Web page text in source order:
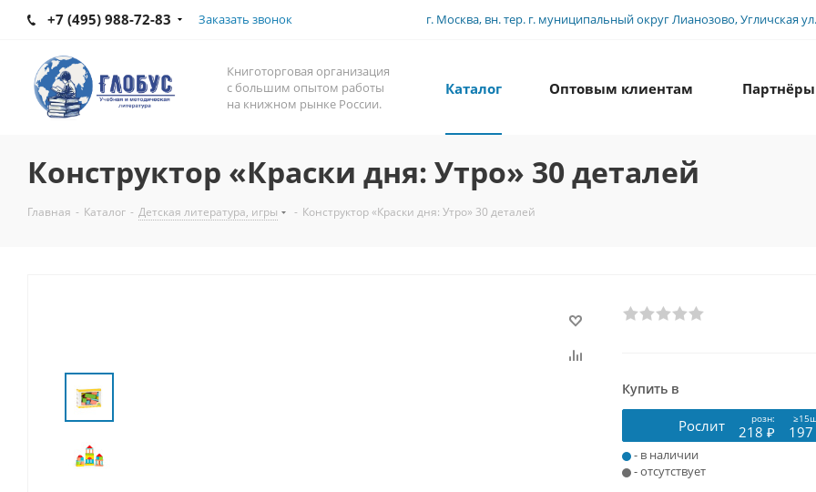
+7 (495) 988-72-83 Заказать звонок г. Москва, вн. тер. г. муниципальный округ Лианозово, Угличская
Книготорговая организация
с большим опытом работы
на книжном рынке России.
Каталог Оптовым клиентам Партнёры
Конструктор «Краски дня: Утро» 30 деталей
Главная - Каталог - Детская литература, игры - Конструктор «Краски дня: Утро» 30 деталей
Купить в
Рослит розн:
218 ₽ 197
- в наличии
- отсутствует